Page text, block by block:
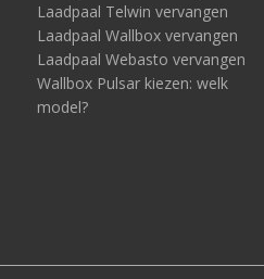
Laadpaal Telwin vervangen
Laadpaal Wallbox vervangen
Laadpaal Webasto vervangen
Wallbox Pulsar kiezen: welk
model?